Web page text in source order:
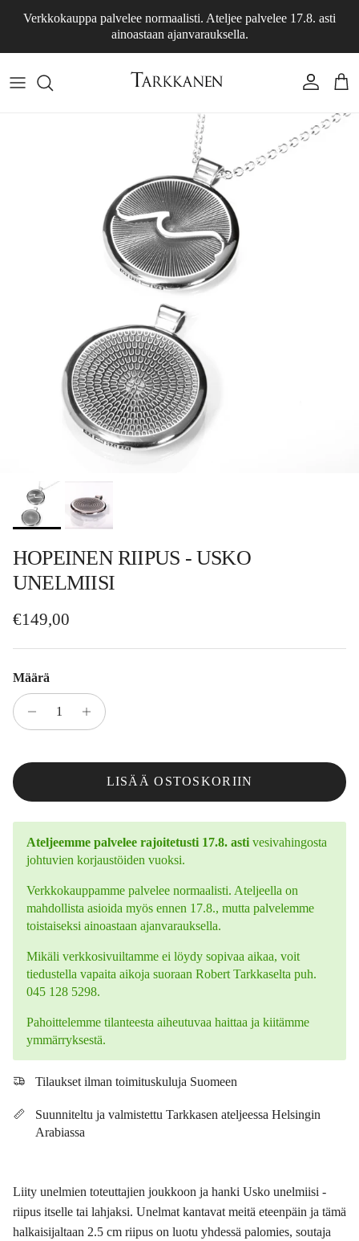
Verkkokauppa palvelee normaalisti. Ateljee palvelee 17.8. asti
ainoastaan ajanvarauksella.
Tili
HOPEINEN RIIPUS - USKO
UNELMIISI
Normaalihinta
€149,00
Määrä
LISÄÄ OSTOSKORIIN
Ateljeemme palvelee rajoitetusti 17.8. asti vesivahingosta
johtuvien korjaustöiden vuoksi.
Verkkokauppamme palvelee normaalisti. Ateljeella on
mahdollista asioida myös ennen 17.8., mutta palvelemme
toistaiseksi ainoastaan ajanvarauksella.
Mikäli verkkosivuiltamme ei löydy sopivaa aikaa, voit
tiedustella vapaita aikoja suoraan Robert Tarkkaselta puh.
045 128 5298.
Pahoittelemme tilanteesta aiheutuvaa haittaa ja kiitämme
ymmärryksestä.
Tilaukset ilman toimituskuluja Suomeen
Suunniteltu ja valmistettu Tarkkasen ateljeessa Helsingin
Arabiassa
Liity unelmien toteuttajien joukkoon ja hanki Usko unelmiisi -
riipus itselle tai lahjaksi. Unelmat kantavat meitä eteenpäin ja tämä
halkaisijaltaan 2.5 cm riipus on luotu yhdessä palomies, soutaja